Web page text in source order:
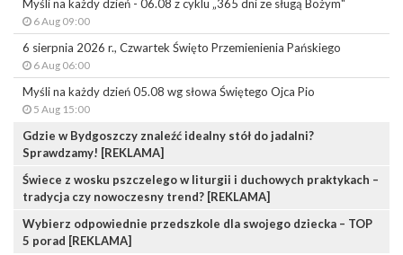
Myśli na każdy dzień - 06.08 z cyklu „365 dni ze sługą Bożym"
6 Aug 09:00
6 sierpnia 2026 r., Czwartek Święto Przemienienia Pańskiego
6 Aug 06:00
Myśli na każdy dzień 05.08 wg słowa Świętego Ojca Pio
5 Aug 15:00
Gdzie w Bydgoszczy znaleźć idealny stół do jadalni?
Sprawdzamy! [REKLAMA]
Świece z wosku pszczelego w liturgii i duchowych praktykach –
tradycja czy nowoczesny trend? [REKLAMA]
Wybierz odpowiednie przedszkole dla swojego dziecka – TOP
5 porad [REKLAMA]